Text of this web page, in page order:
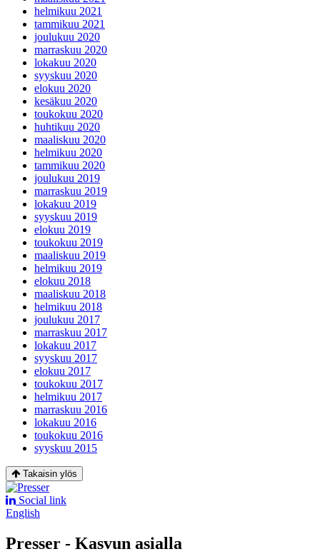
helmikuu 2021
tammikuu 2021
joulukuu 2020
marraskuu 2020
lokakuu 2020
syyskuu 2020
elokuu 2020
kesäkuu 2020
toukokuu 2020
huhtikuu 2020
maaliskuu 2020
helmikuu 2020
tammikuu 2020
joulukuu 2019
marraskuu 2019
lokakuu 2019
syyskuu 2019
elokuu 2019
toukokuu 2019
maaliskuu 2019
helmikuu 2019
elokuu 2018
maaliskuu 2018
helmikuu 2018
joulukuu 2017
marraskuu 2017
lokakuu 2017
syyskuu 2017
elokuu 2017
toukokuu 2017
helmikuu 2017
marraskuu 2016
lokakuu 2016
toukokuu 2016
syyskuu 2015
Takaisin ylös
Social link
English
Presser - Kasvun asialla